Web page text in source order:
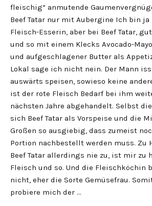
fleischig“ anmutende
Beef Tatar nur mit Aubergine Ich bin
Fleisch-Esserin, aber bei Beef Tatar,
und so mit einem Klecks Avocado-
und aufgeschlagener Butter als
Lokal sage ich nicht nein. Der Mann
auswärts speisen, sowieso keine
ist der rote Fleisch Bedarf bei ihm
nächsten Jahre abgehandelt. Selbst
sich Beef Tatar als Vorspeise und die
Großen so ausgiebig, dass zumeist
Portion nachbestellt werden muss. Zu
Beef Tatar allerdings nie zu, ist mir zu
Fleisch und so. Und die Fleischköchin
nicht, eher die Sorte Gemüsefrau.
probiere mich der …